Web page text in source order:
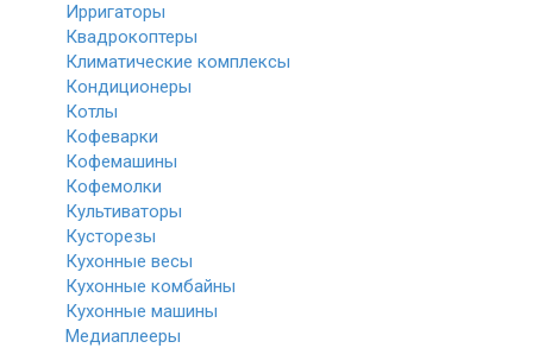
Ирригаторы
Квадрокоптеры
Климатические комплексы
Кондиционеры
Котлы
Кофеварки
Кофемашины
Кофемолки
Культиваторы
Кусторезы
Кухонные весы
Кухонные комбайны
Кухонные машины
Медиаплееры